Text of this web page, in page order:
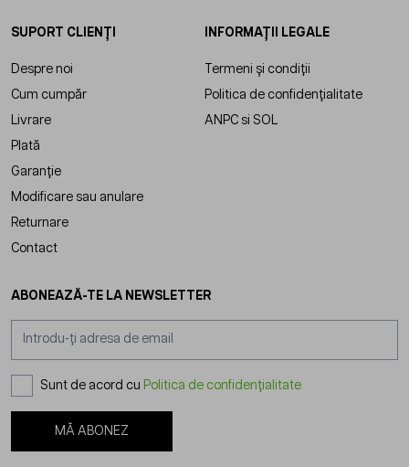
SUPORT CLIENȚI
Despre noi
Cum cumpăr
Livrare
Plată
Garanție
Modificare sau anulare
Returnare
Contact
INFORMAȚII LEGALE
Termeni și condiții
Politica de confidențialitate
ANPC si SOL
ABONEAZĂ-TE LA NEWSLETTER
Sunt de acord cu Politica de confidențialitate
MĂ ABONEZ